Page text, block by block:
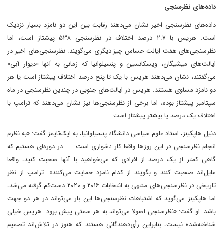
داده‌های نظرسنجی
داده‌های نظرسنجی اخیر نشان می‌دهند رقابت بین این‌ دو نامزد بسیار نزدیک
است. هریس با ۲.۷ درصد اختلاف در نظرسنجی ۵۳۸ پیشتاز است، اما
نظرسنجی‌های هفت ایالت حساس چیز دیگری می‌گویند. نظرسنجی‌های اخیر در
ایالت‌های میشیگان، ویسکانسین و پنسیلوانیا که زمانی به آنها «دیوار آبی»
می‌گفتند، نشان می‌دهند هریس با یک تا پنج درصد اختلاف پیشتاز است یا هر
دو نامزد مساوی هستند. هریس در ایالت‌های جنوبی در چندین نظرسنجی در ماه
سپتامبر پیشتاز بوده، اما برخی از نظرسنجی‌ها نیز نشان می‌دهند که ترامپ با
اختلاف یک درصد یا بیشتر پیشتاز است.
دنیل هاپکینز، استاد علوم سیاسی دانشگاه پنسیلوانیا، به اپک‌تایمز گفت: «به نظرم
انجام نظرسنجی در این روزها واقعا کار دشواری است... . در دوره‌ای هستیم که
گاهی کمتر از یک درصد از افرادی که می‌خواهید با آنها صحبت کنید، واقعا
مایل‌اند صحبت کنند و بگویند از کدام نامزد حمایت می‌کنند». ترامپ از نظر
تاریخی در نظرسنجی‌های منتهی به انتخابات ۲۰۱۶ و ۲۰۲۰ دست‌کم گرفته می‌شد،
اما هاپکینز می‌گوید که اشتباهات نظرسنجی‌ها این ‌بار می‌تواند در هر دو جهت
باشد. او گفت: «نظرسنجی اصولا می‌تواند به هر سمتی پیش برود. هریس خیلی
شناخته‌شده نیست، بنابراین رأی‌دهندگانی هستند که هنوز در تلاش‌اند تصمیم